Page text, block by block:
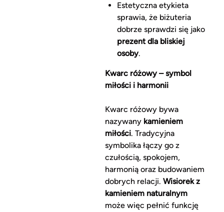
Estetyczna etykieta
sprawia, że biżuteria
dobrze sprawdzi się jako
prezent dla bliskiej
osoby.
Kwarc różowy – symbol
miłości i harmonii
Kwarc różowy bywa
nazywany kamieniem
miłości. Tradycyjna
symbolika łączy go z
czułością, spokojem,
harmonią oraz budowaniem
dobrych relacji. Wisiorek z
kamieniem naturalnym
może więc pełnić funkcję